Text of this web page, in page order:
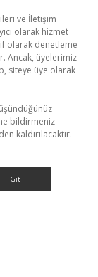
ve İletişim
olarak hizmet
olarak denetleme
Ancak, üyelerimiz
siteye üye olarak
bildirmeniz
kaldırılacaktır.